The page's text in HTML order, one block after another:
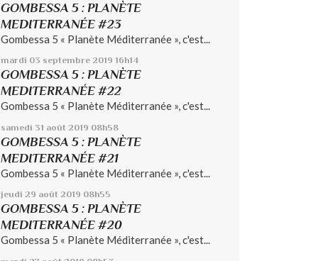
GOMBESSA 5 : PLANÈTE
MEDITERRANÉE #23
Gombessa 5 « Planète Méditerranée », c'est...
mardi 03 septembre 2019 16h14
GOMBESSA 5 : PLANÈTE
MEDITERRANÉE #22
Gombessa 5 « Planète Méditerranée », c'est...
samedi 31 août 2019 08h58
GOMBESSA 5 : PLANÈTE
MEDITERRANÉE #21
Gombessa 5 « Planète Méditerranée », c'est...
jeudi 29 août 2019 08h55
GOMBESSA 5 : PLANÈTE
MEDITERRANÉE #20
Gombessa 5 « Planète Méditerranée », c'est...